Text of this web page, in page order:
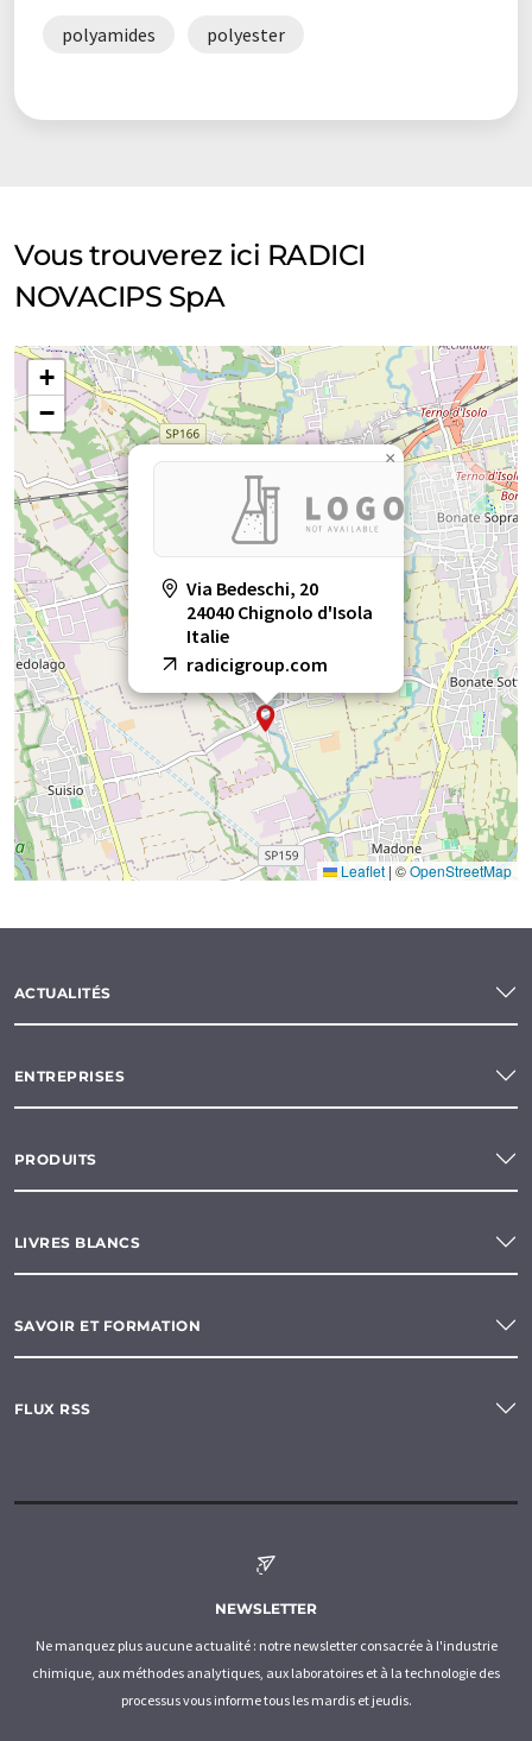
polyamides polyester
Vous trouverez ici RADICI
NOVACIPS SpA
Via Bedeschi, 20
24040 Chignolo d'Isola
Italie
radicigroup.com
×
+
−
Leaflet| ©OpenStreetMap
ACTUALITÉS
ENTREPRISES
PRODUITS
LIVRES BLANCS
SAVOIR ET FORMATION
FLUX RSS
NEWSLETTER
Ne manquez plus aucune actualité : notre newsletter consacrée à l'industrie
chimique, aux méthodes analytiques, aux laboratoires et à la technologie des
processus vous informe tous les mardis et jeudis.